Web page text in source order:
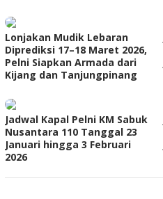
Lonjakan Mudik Lebaran
Diprediksi 17–18 Maret 2026,
Pelni Siapkan Armada dari
Kijang dan Tanjungpinang
Jadwal Kapal Pelni KM Sabuk
Nusantara 110 Tanggal 23
Januari hingga 3 Februari
2026